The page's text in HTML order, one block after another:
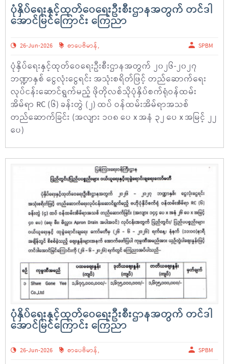
ပုံနှိပ်ရေးနှင့်ထုတ်ဝေရေးဦးစီးဌာနအတွက် တင်ဒါ
အောင်မြင်ကြောင်း ကြေညာ
26-Jun-2026 စာပေဗိမာန်, SPBM
ပုံနှိပ်ရေးနှင့်ထုတ်ဝေရေးဦးစီးဌာနအတွက် ၂၀၂၆-၂၀၂၇
ဘဏ္ဍာနှစ် ငွေလုံးငွေရင်း အသုံးစရိတ်ဖြင့် တည်ဆောက်ရေး
လုပ်ငန်းဆောင်ရွက်မည့် ဖိုတိုလစ်သိုပုံနှိပ်စက်ရုံဝန်ထမ်း
အိမ်ရာ RC (၆) ခန်းတွဲ (၂) ထပ် ဝန်ထမ်းအိမ်ရာအသစ်
တည်ဆောက်ခြင်း (အလျား ၁၀၈ ပေ x အနံ ၃၂ ပေ x အမြင့် ၂၂
ပေ)
ပုံနှိပ်ရေးနှင့်ထုတ်ဝေရေးဦးစီးဌာနအတွက် တင်ဒါ
အောင်မြင်ကြောင်း ကြေညာ
26-Jun-2026 စာပေဗိမာန်, SPBM